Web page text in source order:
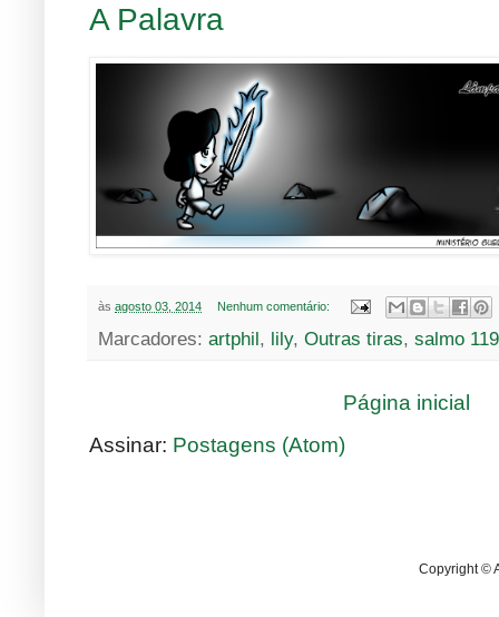
A Palavra
às agosto 03, 2014 Nenhum comentário:
Marcadores: artphil, lily, Outras tiras, salmo 119
Página inicial
Assinar: Postagens (Atom)
Copyright ©